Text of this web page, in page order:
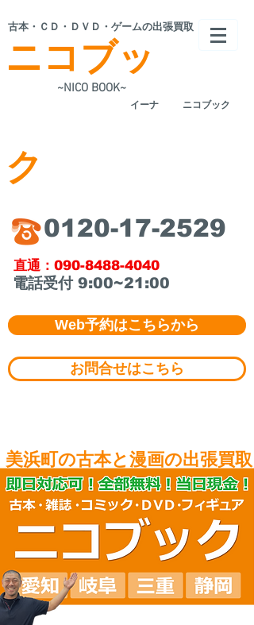
~NICO BOOK~
ニコブッ
ク
​古本・ＣＤ・ＤＶＤ・ゲームの出張買取
​イーナ
​0120-17-2529
ニコブック
​直通：090-8488-4040
​電話受付 9:00~21:00
Web予約はこちらから
お問合せはこちら
​美浜町の古本と漫画の出張買取
​愛知県美浜町の古本即日出張買取
​愛知の出張買取専門店ニコブック